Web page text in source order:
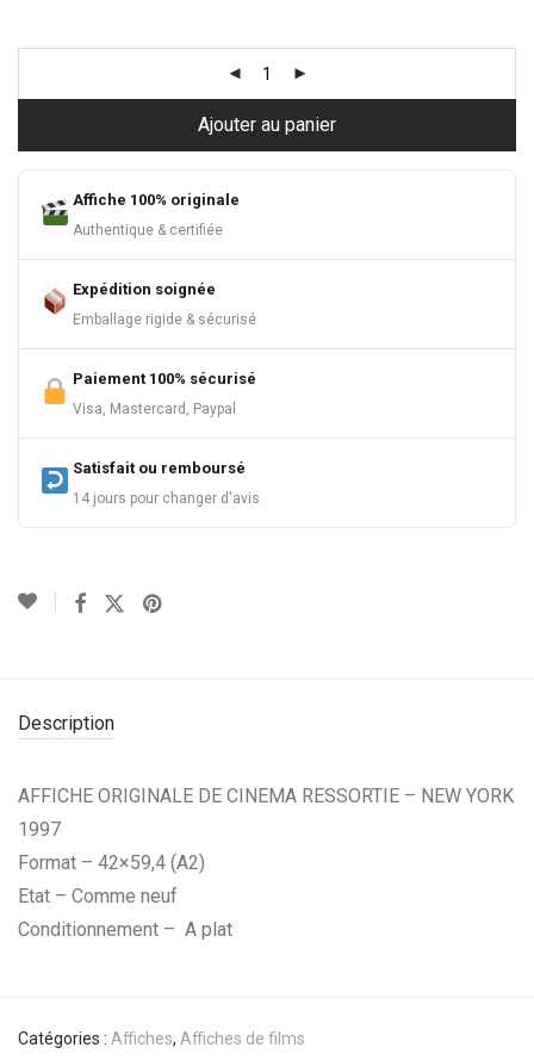
Ajouter au panier
Affiche 100% originale
Authentique & certifiée
Expédition soignée
Emballage rigide & sécurisé
Paiement 100% sécurisé
Visa, Mastercard, Paypal
Satisfait ou remboursé
14 jours pour changer d'avis
Description
AFFICHE ORIGINALE DE CINEMA RESSORTIE – NEW YORK
1997
Format – 42×59,4 (A2)
Etat – Comme neuf
Conditionnement – A plat
Catégories : Affiches, Affiches de films